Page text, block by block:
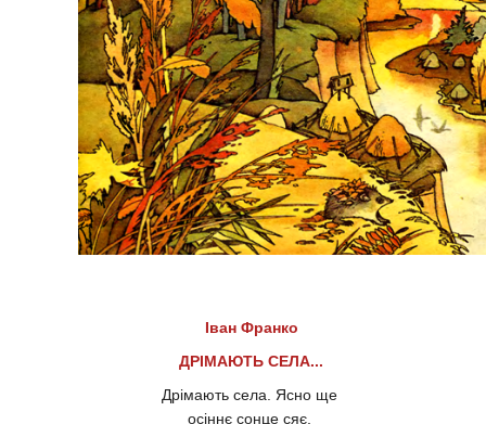
Іван Франко
ДРІМАЮТЬ СЕЛА...
Дрімають села. Ясно ще
осіннє сонце сяє,